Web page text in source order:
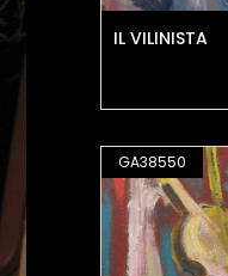
IL VILINISTA
GA38550